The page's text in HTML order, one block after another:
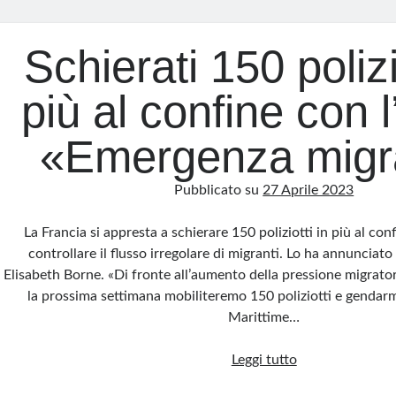
Schierati 150
più al confine con
«Emergenza
Pubblicato su 27 Aprile 2023
La Francia si appresta a schierare 150 poliziotti in più al
controllare il flusso irregolare di migranti. Lo ha
Elisabeth Borne. «Di fronte all’aumento della pressione
la prossima settimana mobiliteremo 150 poliziotti e
Marittime…
Leggi tuttoSchierati